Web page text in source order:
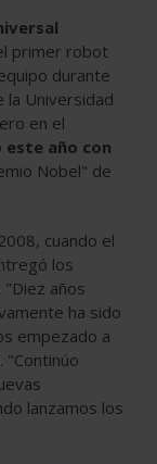
primer robot
durante
la Universidad
en el
este año con
Nobel" de
cuando el
los
"Diez años
ha sido
empezado a
lanzamos los